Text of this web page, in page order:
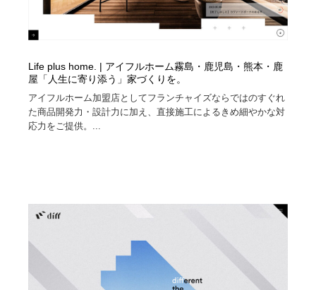
Life plus home. | アイフルホーム霧島・鹿児島・熊本・鹿
屋「人生に寄り添う」家づくりを。
アイフルホーム加盟店としてフランチャイズならではのすぐれ
た商品開発力・設計力に加え、直接施工によるきめ細やかな対
応力をご提供。...